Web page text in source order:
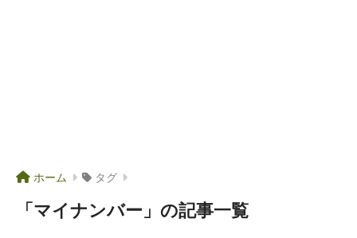
ホーム タグ
「マイナンバー」の記事一覧